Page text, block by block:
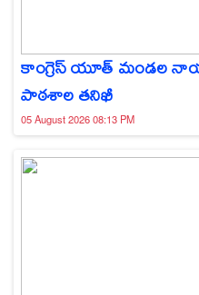
కాంగ్రెస్ యూత్ మండల
పాఠశాల తనిఖీ
05 August 2026 08:13 PM